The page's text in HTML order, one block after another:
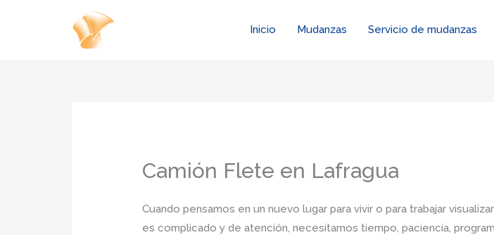
Inicio Mudanzas Servicio de mudanzas
Camión Flete en Lafragua
Cuando pensamos en un nuevo lugar para vivir o para trabajar
es complicado y de atención, necesitamos tiempo, paciencia,